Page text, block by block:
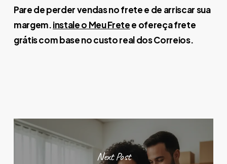
Pare de perder vendas no frete e de arriscar sua
margem.instale o Meu Fretee ofereça frete
grátis com base no custo real dos Correios.
Next Post